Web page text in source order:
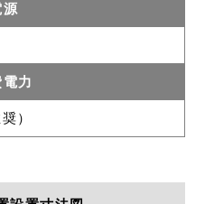
源
力
）